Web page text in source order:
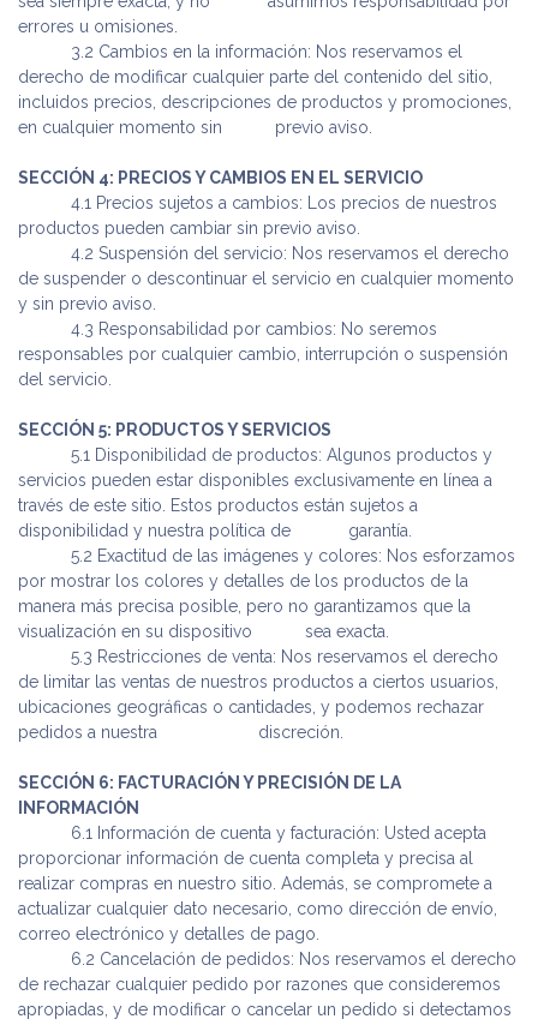
errores u omisiones.
​ 3.2 Cambios en la información: Nos reservamos el
derecho de modificar cualquier parte del contenido del sitio,
incluidos precios, descripciones de productos y promociones,
en cualquier momento sin
​previo aviso.
SECCIÓN 4: PRECIOS Y CAMBIOS EN EL SERVICIO
​ 4.1 Precios sujetos a cambios: Los precios de nuestros
productos pueden cambiar sin previo aviso.
​ 4.2 Suspensión del servicio: Nos reservamos el derecho
de suspender o descontinuar el servicio en cualquier momento
y sin previo aviso.
​ 4.3 Responsabilidad por cambios: No seremos
responsables por cualquier cambio, interrupción o suspensión
del servicio.
SECCIÓN 5: PRODUCTOS Y SERVICIOS
​ 5.1 Disponibilidad de productos: Algunos productos y
servicios pueden estar disponibles exclusivamente en línea a
través de este sitio. Estos productos están sujetos a
disponibilidad y nuestra política de
​ garantía.
​ 5.2 Exactitud de las imágenes y colores: Nos esforzamos
por mostrar los colores y detalles de los productos de la
manera más precisa posible, pero no garantizamos que la
visualización en su dispositivo
​sea exacta.
​ 5.3 Restricciones de venta: Nos reservamos el derecho
de limitar las ventas de nuestros productos a ciertos usuarios,
ubicaciones geográficas o cantidades, y podemos rechazar
pedidos a nuestra
​discreción.
SECCIÓN 6: FACTURACIÓN Y PRECISIÓN DE LA
INFORMACIÓN
​ 6.1 Información de cuenta y facturación: Usted acepta
proporcionar información de cuenta completa y precisa al
realizar compras en nuestro sitio. Además, se compromete a
actualizar cualquier dato necesario, como dirección de envío,
correo electrónico y detalles de pago.
​ 6.2 Cancelación de pedidos: Nos reservamos el derecho
de rechazar cualquier pedido por razones que consideremos
apropiadas, y de modificar o cancelar un pedido si detectamos